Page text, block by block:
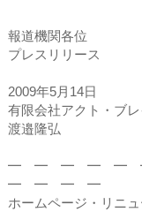
報道機関各位
プレスリリース
2009年5月14日
有限会社アクト・ブ
渡邉隆弘
━ ━ ━ ━ ━
━ ━ ━ ━
ホームページ・リニ